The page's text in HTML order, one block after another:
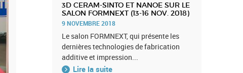
3D CERAM-SINTO ET NANOE SUR LE
SALON FORMNEXT (13-16 NOV. 2018)
9 NOVEMBRE 2018
Le salon FORMNEXT, qui présente les
dernières technologies de fabrication
additive et impression...
Lire la suite